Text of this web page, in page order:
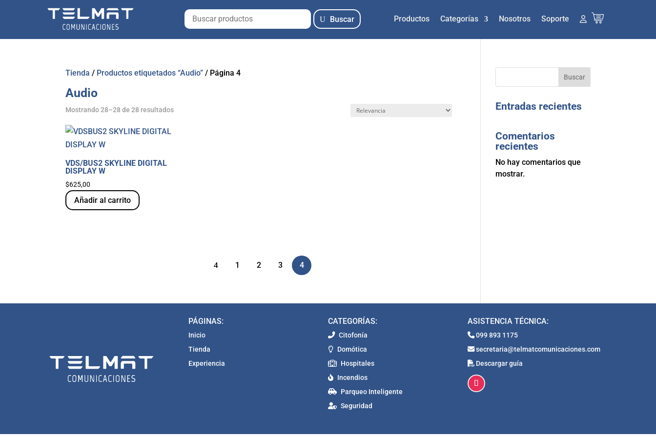
Buscar Productos Categorías Nosotros Soporte
Tienda / Productos etiquetados “Audio” / Página 4
Audio
Mostrando 28–28 de 28 resultados
VDS/BUS2 SKYLINE DIGITAL
DISPLAY W
$625,00
Añadir al carrito
1 2 3 4
Buscar
Entradas recientes
Comentarios
recientes
No hay comentarios que
mostrar.
PÁGINAS:
Inicio
Tienda
Experiencia
CATEGORÍAS:
Citofonía
Domótica
Hospitales
Incendios
Parqueo Inteligente
Seguridad
ASISTENCIA TÉCNICA:
099 893 1175
secretaria@telmatcomunicaciones.com
Descargar guía